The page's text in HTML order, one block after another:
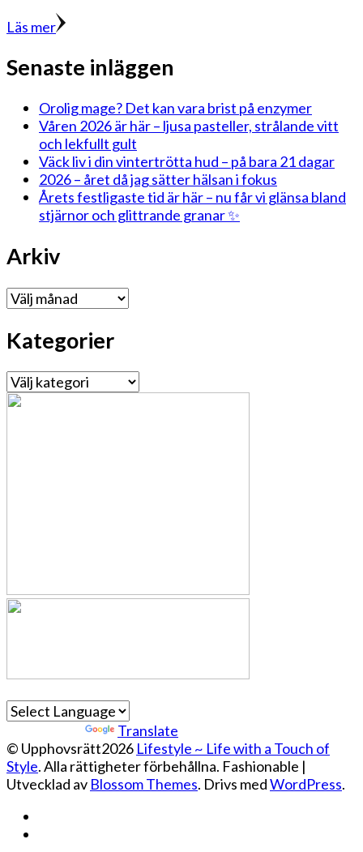
Läs mer
Senaste inläggen
Orolig mage? Det kan vara brist på enzymer
Våren 2026 är här – ljusa pasteller, strålande vitt
och lekfullt gult
Väck liv i din vintertrötta hud – på bara 21 dagar
2026 – året då jag sätter hälsan i fokus
Årets festligaste tid är här – nu får vi glänsa bland
stjärnor och glittrande granar ✨
Arkiv
Arkiv
Kategorier
Kategorier
Translate
© Upphovsrätt2026 Lifestyle ~ Life with a Touch of
Style. Alla rättigheter förbehållna. Fashionable |
Utvecklad av Blossom Themes. Drivs medWordPress.